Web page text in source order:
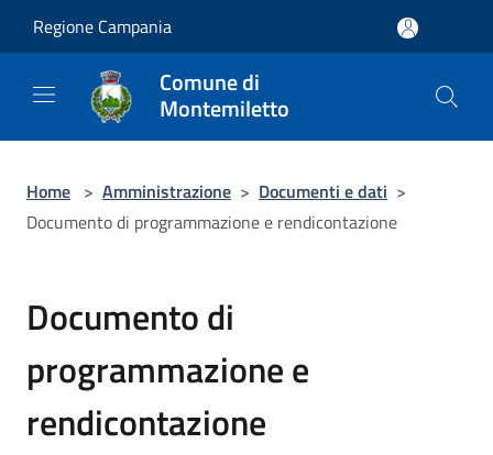
Regione Campania
Comune di
Montemiletto
Home > Amministrazione > Documenti e dati >
Documento di programmazione e rendicontazione
Documento di
programmazione e
rendicontazione